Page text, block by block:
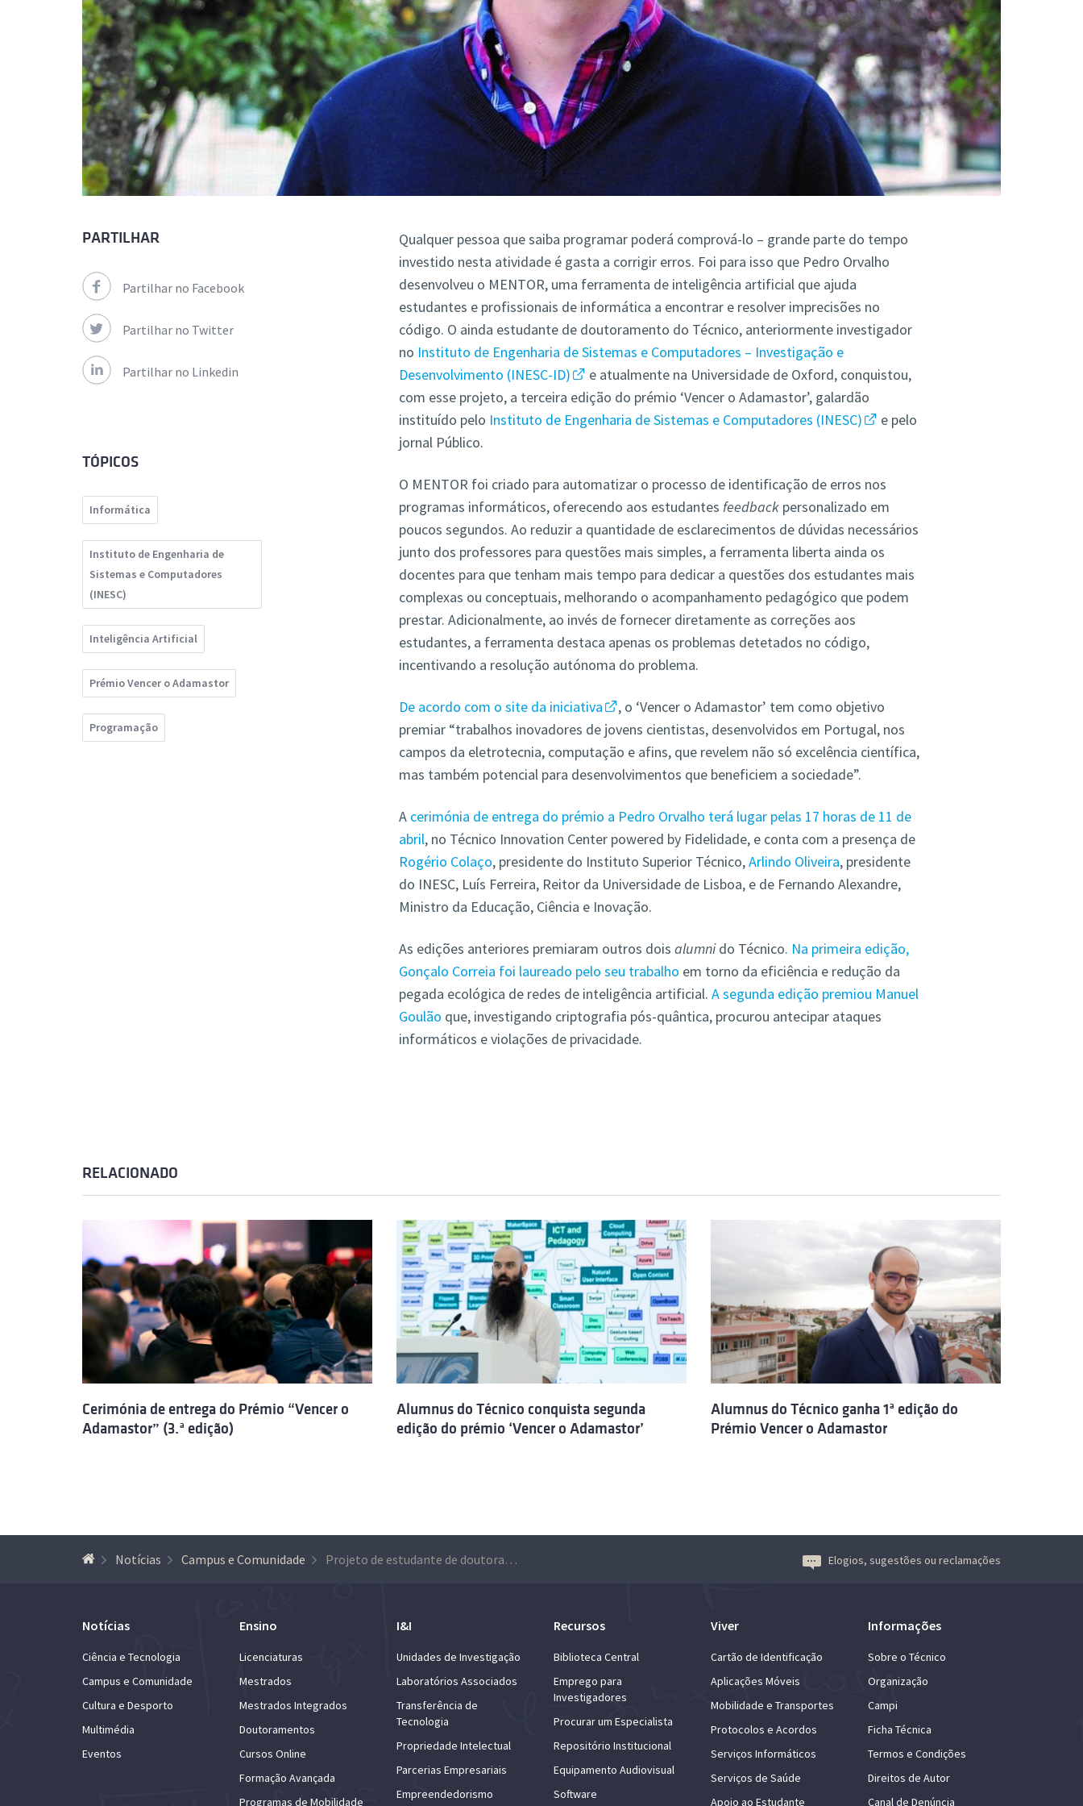
Qualquer pessoa que saiba programar poderá comprová-lo – grande parte do tempo
investido nesta atividade é gasta a corrigir erros. Foi para isso que Pedro Orvalho
desenvolveu o MENTOR, uma ferramenta de inteligência artificial que ajuda
estudantes e profissionais de informática a encontrar e resolver imprecisões no
código. O ainda estudante de doutoramento do Técnico, anteriormente investigador
no Instituto de Engenharia de Sistemas e Computadores – Investigação e
Desenvolvimento (INESC-ID)
e atualmente na Universidade de Oxford, conquistou,
com esse projeto, a terceira edição do prémio ‘Vencer o Adamastor’, galardão
instituído pelo Instituto de Engenharia de Sistemas e Computadores (INESC)
e pelo
jornal Público.
O MENTOR foi criado para automatizar o processo de identificação de erros nos
programas informáticos, oferecendo aos estudantes feedback personalizado em
poucos segundos. Ao reduzir a quantidade de esclarecimentos de dúvidas necessários
junto dos professores para questões mais simples, a ferramenta liberta ainda os
docentes para que tenham mais tempo para dedicar a questões dos estudantes mais
complexas ou conceptuais, melhorando o acompanhamento pedagógico que podem
prestar. Adicionalmente, ao invés de fornecer diretamente as correções aos
estudantes, a ferramenta destaca apenas os problemas detetados no código,
incentivando a resolução autónoma do problema.
De acordo com o site da iniciativa
, o ‘Vencer o Adamastor’ tem como objetivo
premiar “trabalhos inovadores de jovens cientistas, desenvolvidos em Portugal, nos
campos da eletrotecnia, computação e afins, que revelem não só excelência científica,
mas também potencial para desenvolvimentos que beneficiem a sociedade”.
A cerimónia de entrega do prémio a Pedro Orvalho terá lugar pelas 17 horas de 11 de
abril, no Técnico Innovation Center powered by Fidelidade, e conta com a presença de
Rogério Colaço, presidente do Instituto Superior Técnico,Arlindo Oliveira, presidente
do INESC, Luís Ferreira, Reitor da Universidade de Lisboa, e de Fernando Alexandre,
Ministro da Educação, Ciência e Inovação.
As edições anteriores premiaram outros dois alumnido Técnico. Na primeira edição,
Gonçalo Correia foi laureado pelo seu trabalho em torno da eficiência e redução da
pegada ecológica de redes de inteligência artificial. A segunda edição premiou Manuel
Goulão que, investigando criptografia pós-quântica, procurou antecipar ataques
informáticos e violações de privacidade.
PARTILHAR
Partilhar no Facebook
Partilhar no Twitter
Partilhar no Linkedin
TÓPICOS
Informática
Instituto de Engenharia de
Sistemas e Computadores
(INESC)
Inteligência Artificial
Prémio Vencer o Adamastor
Programação
RELACIONADO
Cerimónia de entrega do Prémio “Vencer o
Adamastor” (3.ª edição)
Alumnus do Técnico conquista segunda
edição do prémio ‘Vencer o Adamastor’
Alumnus do Técnico ganha 1ª edição do
Prémio Vencer o Adamastor
Notícias Campus e Comunidade Projeto de estudante de doutoramento do Técnico vence terceira edição do prémio ‘Vencer o Adamastor’ Elogios, sugestões ou reclamações
Notícias
Ciência e Tecnologia
Campus e Comunidade
Cultura e Desporto
Multimédia
Eventos
Ensino
Licenciaturas
Mestrados
Mestrados Integrados
Doutoramentos
Cursos Online
Formação Avançada
Programas de Mobilidade
I&I
Unidades de Investigação
Laboratórios Associados
Transferência de
Tecnologia
Propriedade Intelectual
Parcerias Empresariais
Empreendedorismo
Recursos
Biblioteca Central
Emprego para
Investigadores
Procurar um Especialista
Repositório Institucional
Equipamento Audiovisual
Software
Viver
Cartão de Identificação
Aplicações Móveis
Mobilidade e Transportes
Protocolos e Acordos
Serviços Informáticos
Serviços de Saúde
Apoio ao Estudante
Informações
Sobre o Técnico
Organização
Campi
Ficha Técnica
Termos e Condições
Direitos de Autor
Canal de Denúncia